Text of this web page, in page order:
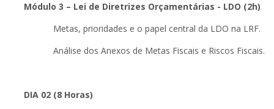
Módulo 3 – Lei de Diretrizes Orçamentárias - LDO (2h)
Metas, prioridades e o papel central da LDO na LRF.
Análise dos Anexos de Metas Fiscais e Riscos Fiscais.
DIA 02 (8 Horas)